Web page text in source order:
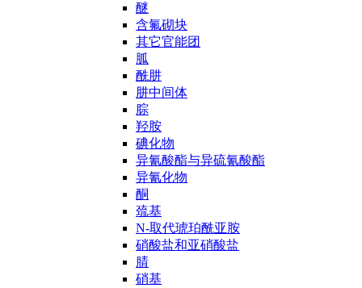
醚
含氟砌块
其它官能团
胍
酰肼
肼中间体
腙
羟胺
碘化物
异氰酸酯与异硫氰酸酯
异氰化物
酮
巯基
N-取代琥珀酰亚胺
硝酸盐和亚硝酸盐
腈
硝基